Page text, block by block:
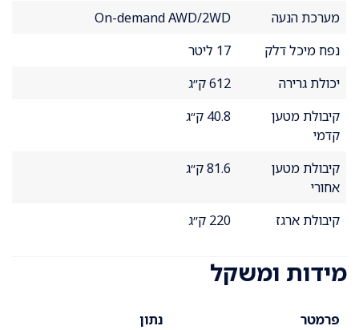
מערכת הנעה
On-demand AWD/2WD
נפח מיכל דלק
17 ליטר
יכולת גרירה
612 ק״ג
קיבולת מטען
קדמי
40.8 ק״ג
קיבולת מטען
אחורי
81.6 ק״ג
קיבולת ארגז 220 ק״ג
מידות ומשקל
פרמטר
נתון